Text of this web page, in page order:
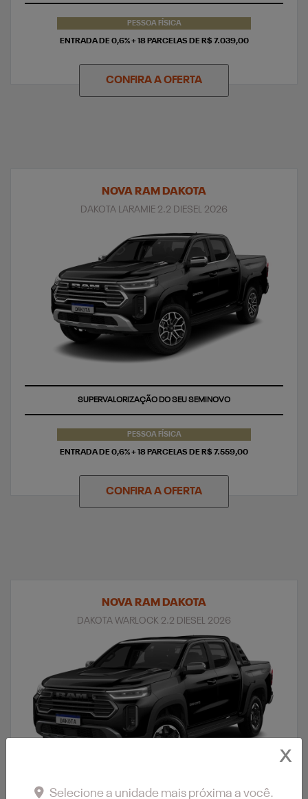
PESSOA FÍSICA
ENTRADA DE 0,6% + 18 PARCELAS DE R$ 7.039,00
CONFIRA A OFERTA
NOVA RAM DAKOTA
DAKOTA LARAMIE 2.2 DIESEL 2026
SUPERVALORIZAÇÃO DO SEU SEMINOVO
PESSOA FÍSICA
ENTRADA DE 0,6% + 18 PARCELAS DE R$ 7.559,00
CONFIRA A OFERTA
NOVA RAM DAKOTA
DAKOTA WARLOCK 2.2 DIESEL 2026
X
Selecione a unidade mais próxima a você.